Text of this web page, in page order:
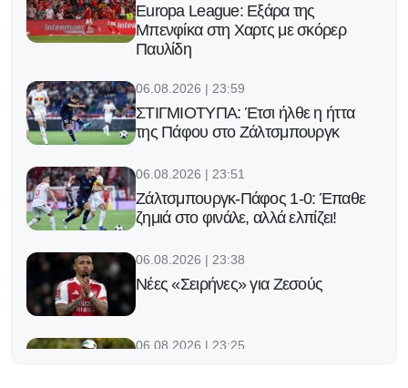
Europa League: Εξάρα της
Μπενφίκα στη Χαρτς με σκόρερ
Παυλίδη
06.08.2026 | 23:59
ΣΤΙΓΜΙΟΤΥΠΑ: Έτσι ήλθε η ήττα
της Πάφου στο Ζάλτσμπουργκ
06.08.2026 | 23:51
Ζάλτσμπουργκ-Πάφος 1-0: Έπαθε
ζημιά στο φινάλε, αλλά ελπίζει!
06.08.2026 | 23:38
Νέες «Σειρήνες» για Ζεσούς
06.08.2026 | 23:25